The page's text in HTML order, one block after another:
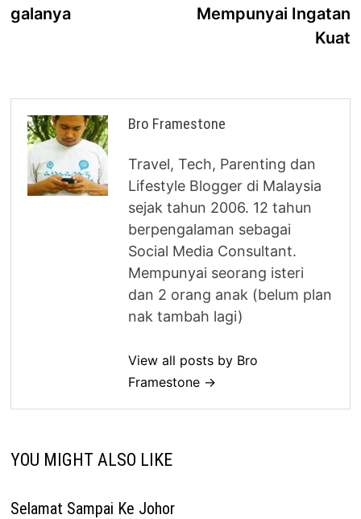
galanya
Mempunyai Ingatan
Kuat
Bro Framestone
Travel, Tech, Parenting dan
Lifestyle Blogger di Malaysia
sejak tahun 2006. 12 tahun
berpengalaman sebagai
Social Media Consultant.
Mempunyai seorang isteri
dan 2 orang anak (belum plan
nak tambah lagi)
View all posts by Bro
Framestone →
YOU MIGHT ALSO LIKE
Selamat Sampai Ke Johor